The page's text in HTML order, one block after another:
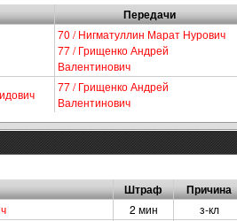
Передачи
70 / Нигматуллин Марат Нурович
77 / Грищенко Андрей
Валентинович
77 / Грищенко Андрей
Валентинович
Штраф Причина
2 мин
з-кл